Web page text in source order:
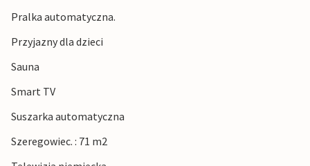
Pralka automatyczna.
Przyjazny dla dzieci
Sauna
Smart TV
Suszarka automatyczna
Szeregowiec. : 71 m2